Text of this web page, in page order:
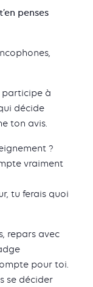
penses
participe à
décide
ton avis.
?
vraiment
tu ferais quoi
repars avec
pour toi.
se décider